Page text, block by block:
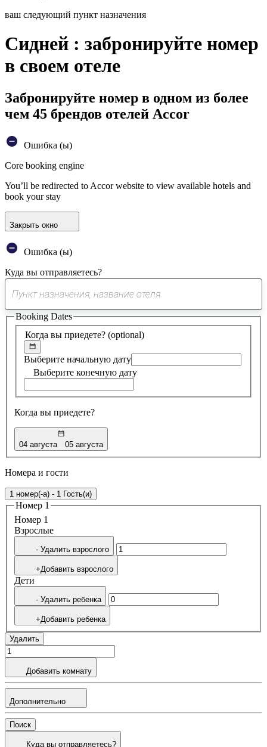
ваш следующий пункт назначения
Сидней : забронируйте номер
в своем отеле
Забронируйте номер в одном из более
чем 45 брендов отелей Accor
Ошибка (ы)
Core booking engine
You’ll be redirected to Accor website to view available hotels and
book your stay
Закрыть окно
Ошибка (ы)
Куда вы отправляетесь?
0
предложение
найдено
Когда вы приедете? (optional)
Выберите начальную дату
Выберите конечную дату
Когда вы приедете?
04 августа 05 августа
Booking Dates
Номера и гости
1 номер(-а) - 1 Гость(и)
Номер 1
Номер 1
Bзрослые
- Удалить взрослого
+Добавить взрослого
Дети
- Удалить ребенка
+Добавить ребенка
Удалить
Добавить комнату
Дополнительно
Поиск
Куда вы отправляетесь?